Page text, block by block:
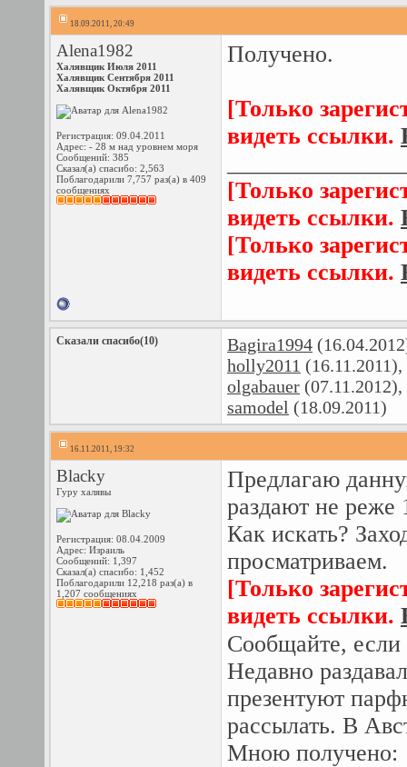
18.09.2011, 20:49
Alena1982
Халявщик Июля 2011
Халявщик Сентября 2011
Халявщик Октября 2011
Регистрация: 09.04.2011
Адрес: - 28 м над уровнем моря
Сообщений: 385
Сказал(а) спасибо: 2,563
Поблагодарили 7,757 раз(а) в 409
сообщениях
Получено.
[Только
видеть ссылки.
[Только
видеть ссылки.
[Только
видеть ссылки.
Сказали спасибо(10) Bagira1994
holly2011 (16.11.2011),
olgabauer (07.11.2012),
samodel (18.09.2011)
16.11.2011, 19:32
Blacky
Гуру халявы
Регистрация: 08.04.2009
Адрес: Израиль
Сообщений: 1,397
Сказал(а) спасибо: 1,452
Поблагодарили 12,218 раз(а) в
1,207 сообщениях
Предлагаю
раздают не реже
Как искать?
просматриваем.
[Только
видеть ссылки.
Сообщайте, если
Недавно
презентуют
рассылать. В
Мною получено: